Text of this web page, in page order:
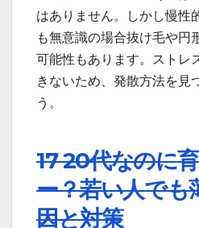
はありません。しかし慢性
も無意識の場合抜け毛や円
可能性もあります。ストレ
きないため、発散方法を見
う。
17 20代なのに
ー？若い人でも
因と対策